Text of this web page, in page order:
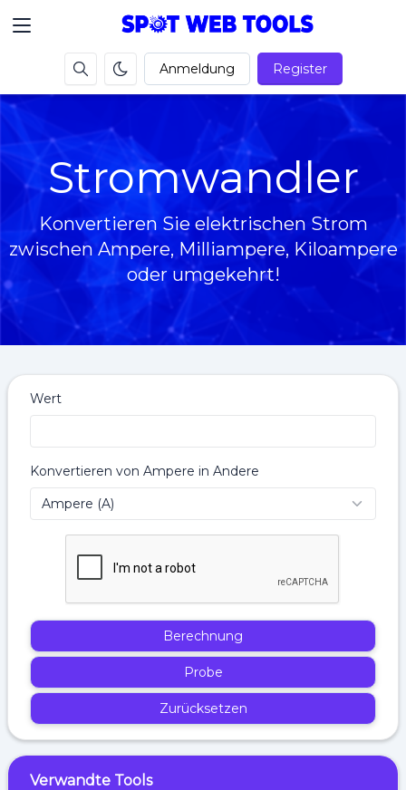
Anmeldung Register
Stromwandler
Konvertieren Sie elektrischen Strom
zwischen Ampere, Milliampere, Kiloampere
oder umgekehrt!
Wert
Konvertieren von Ampere in Andere
Berechnung
Probe
Zurücksetzen
Verwandte Tools